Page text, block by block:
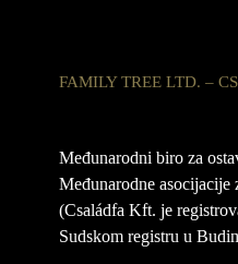
FAMILY TREE LTD. –
Međunarodni biro za
Međunarodne asocijacije
(Családfa Kft. je
Sudskom registru u